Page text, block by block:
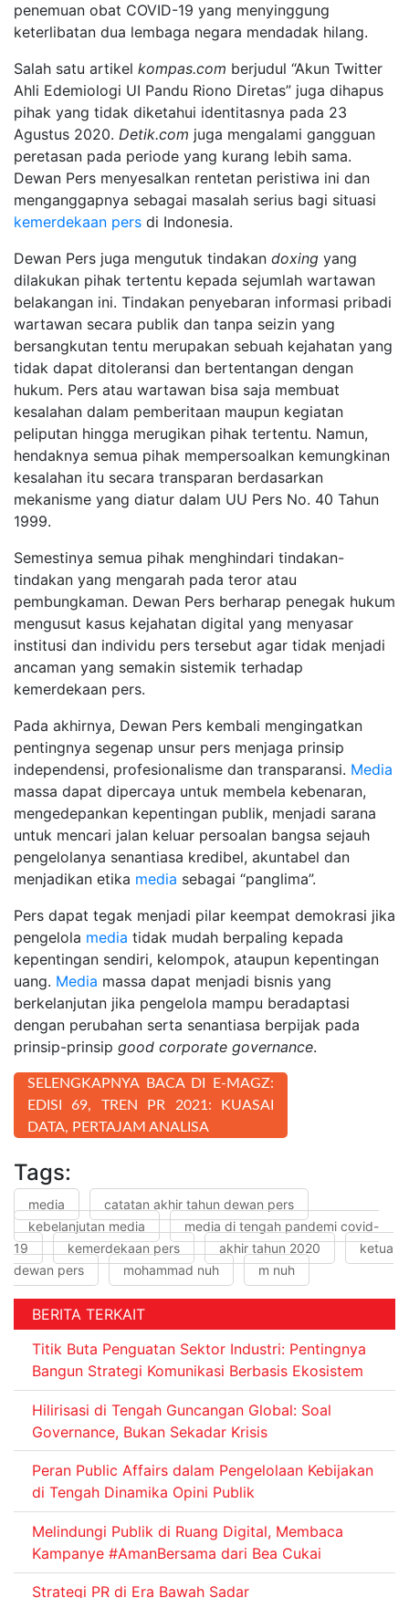
penemuan obat COVID-19 yang menyinggung
keterlibatan dua lembaga negara mendadak hilang.
Salah satu artikel kompas.com berjudul “Akun Twitter
Ahli Edemiologi UI Pandu Riono Diretas” juga dihapus
pihak yang tidak diketahui identitasnya pada 23
Agustus 2020. Detik.com juga mengalami gangguan
peretasan pada periode yang kurang lebih sama.
Dewan Pers menyesalkan rentetan peristiwa ini dan
menganggapnya sebagai masalah serius bagi situasi
kemerdekaan pers di Indonesia.
Dewan Pers juga mengutuk tindakan doxing yang
dilakukan pihak tertentu kepada sejumlah wartawan
belakangan ini. Tindakan penyebaran informasi pribadi
wartawan secara publik dan tanpa seizin yang
bersangkutan tentu merupakan sebuah kejahatan yang
tidak dapat ditoleransi dan bertentangan dengan
hukum. Pers atau wartawan bisa saja membuat
kesalahan dalam pemberitaan maupun kegiatan
peliputan hingga merugikan pihak tertentu. Namun,
hendaknya semua pihak mempersoalkan kemungkinan
kesalahan itu secara transparan berdasarkan
mekanisme yang diatur dalam UU Pers No. 40 Tahun
1999.
Semestinya semua pihak menghindari tindakan-
tindakan yang mengarah pada teror atau
pembungkaman. Dewan Pers berharap penegak hukum
mengusut kasus kejahatan digital yang menyasar
institusi dan individu pers tersebut agar tidak menjadi
ancaman yang semakin sistemik terhadap
kemerdekaan pers.
Pada akhirnya, Dewan Pers kembali mengingatkan
pentingnya segenap unsur pers menjaga prinsip
independensi, profesionalisme dan transparansi. Media
massa dapat dipercaya untuk membela kebenaran,
mengedepankan kepentingan publik, menjadi sarana
untuk mencari jalan keluar persoalan bangsa sejauh
pengelolanya senantiasa kredibel, akuntabel dan
menjadikan etika media sebagai “panglima”.
Pers dapat tegak menjadi pilar keempat demokrasi jika
pengelola media tidak mudah berpaling kepada
kepentingan sendiri, kelompok, ataupun kepentingan
uang. Media massa dapat menjadi bisnis yang
berkelanjutan jika pengelola mampu beradaptasi
dengan perubahan serta senantiasa berpijak pada
prinsip-prinsip good corporate governance.
SELENGKAPNYA BACA DI E-MAGZ:
EDISI 69, TREN PR 2021: KUASAI
DATA, PERTAJAM ANALISA
Tags:
media
catatan akhir tahun dewan pers
kebelanjutan media
media di tengah pandemi covid-
19
kemerdekaan pers akhir tahun 2020
ketua
dewan pers
mohammad nuh m nuh
BERITA TERKAIT
Titik Buta Penguatan Sektor Industri: Pentingnya
Bangun Strategi Komunikasi Berbasis Ekosistem
Hilirisasi di Tengah Guncangan Global: Soal
Governance, Bukan Sekadar Krisis
Peran Public Affairs dalam Pengelolaan Kebijakan
di Tengah Dinamika Opini Publik
Melindungi Publik di Ruang Digital, Membaca
Kampanye #AmanBersama dari Bea Cukai
Strategi PR di Era Bawah Sadar